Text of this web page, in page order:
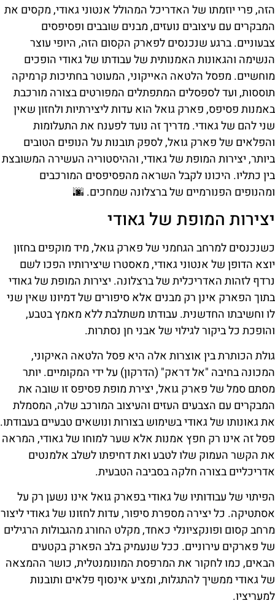
הזה, פרי יוזמתו של האדריכל המהולל אנטוני גאודי, מקסים את
המבקרים עם עיצובים נועזים, מבנים שובבים ופסיפסים
צבעוניים. ברגע שנכנסים לפארק הקסום הזה, היופי עוצר
הנשימה והגאונות האמנותית של עבודתו של גאודי הופכים
מוחשיים. מפסל הלטאה האייקוני, המעוטר בחתיכות קרמיקה
תוססות, ועד לספסלים המתפתלים המפורטים בצורה מורכבת
באמנות פסיפס, פארק גואל הוא עדות ליצירתיות ולחזון שאין
שני להם של גאודי. מדריך זה נועד לפענח את התעלומות
והפלאים של פארק גואל, לספק תובנות על הנופים הטובים
ביותר, יצירות המופת של גאודי, וההיסטוריה העשירה המשובצת
בין כתליו. היכונו לקבל השראה מהפסיפסים המורכבים
ומהנופים הפנורמיים של ברצלונה שמחכים. 🌆
יצירות המופת של גאודי
כשנכנסים למרחב הגחמני של פארק גואל, מיד מוקפים בחזון
יוצא הדופן של אנטוני גאודי, מאסטרו שיצירותיו הפכו לשם
נרדף לזהות האדריכלית של ברצלונה. יצירות המופת של גאודי
בתוך הפארק אינן רק מבנים אלא סיפורים של דמיונו שאין שני
לו וחשיבתו החדשנית. עבודתו משתלבת ללא מאמץ בטבע,
והופכת כל ביקור לגילוי של אבני חן נסתרות.
גולת הכותרת בין אוצרות אלה היא פסל הלטאה האיקוני,
המכונה בחיבה "אל דראק" (הדרקון) על ידי המקומיים. יותר
מסתם סמל של פארק גואל, יצירת מופת פסיפס זו שובה את
המבקרים עם הצבעים העזים והעיצוב המורכב שלה, המסמלת
את גאונותו של גאודי בשימוש בצורות ונושאים טבעיים בעבודתו.
פסל זה אינו רק חפץ אמנות אלא שער למוחו של גאודי, המראה
את הקשר העמוק שלו לטבע ואת דחיפתו לשלב אלמנטים
אדריכליים בצורה חלקה בסביבה הטבעית.
הפיתוי של עבודותיו של גאודי בפארק גואל אינו נשען רק על
אסתטיקה. כל יצירה מספרת סיפור, עדות לחזונו של גאודי ליצור
מרחב קסום ופונקציונלי כאחד, מקלט החורג מהגבולות הרגילים
של פארקים עירוניים. ככל שנעמיק בלב הפארק בקטעים
הבאים, כמו לחקור את המרפסת המונומנטלית, כושר ההמצאה
של גאודי ממשיך להתגלות, ומציע אינסוף פלאים ותובנות
למעריציו.